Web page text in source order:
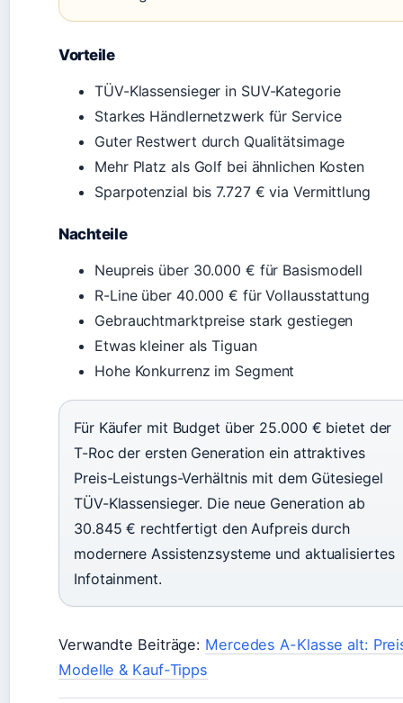
Vorteile
TÜV-Klassensieger in SUV-Kategorie
Starkes Händlernetzwerk für Service
Guter Restwert durch Qualitätsimage
Mehr Platz als Golf bei ähnlichen Kosten
Sparpotenzial bis 7.727 € via Vermittlung
Nachteile
Neupreis über 30.000 € für Basismodell
R-Line über 40.000 € für Vollausstattung
Gebrauchtmarktpreise stark gestiegen
Etwas kleiner als Tiguan
Hohe Konkurrenz im Segment
Für Käufer mit Budget über 25.000 € bietet der
T-Roc der ersten Generation ein attraktives
Preis-Leistungs-Verhältnis mit dem Gütesiegel
TÜV-Klassensieger. Die neue Generation ab
30.845 € rechtfertigt den Aufpreis durch
modernere Assistenzsysteme und aktualisiertes
Infotainment.
Verwandte Beiträge: Mercedes A-Klasse alt:
Modelle & Kauf-Tipps